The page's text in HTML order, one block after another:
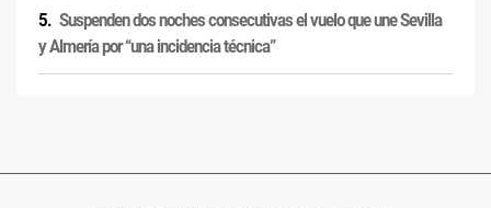
Suspenden dos noches consecutivas el vuelo que une Sevilla
y Almería por “una incidencia técnica”